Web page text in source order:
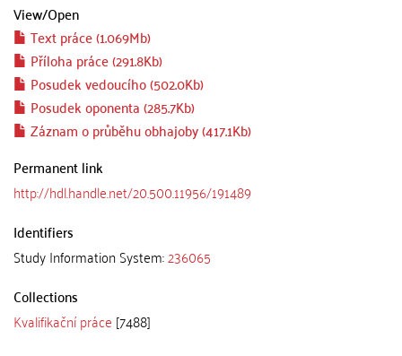
View/Open
Text práce (1.069Mb)
Příloha práce (291.8Kb)
Posudek vedoucího (502.0Kb)
Posudek oponenta (285.7Kb)
Záznam o průběhu obhajoby (417.1Kb)
Permanent link
http://hdl.handle.net/20.500.11956/191489
Identifiers
Study Information System:236065
Collections
Kvalifikační práce [7488]